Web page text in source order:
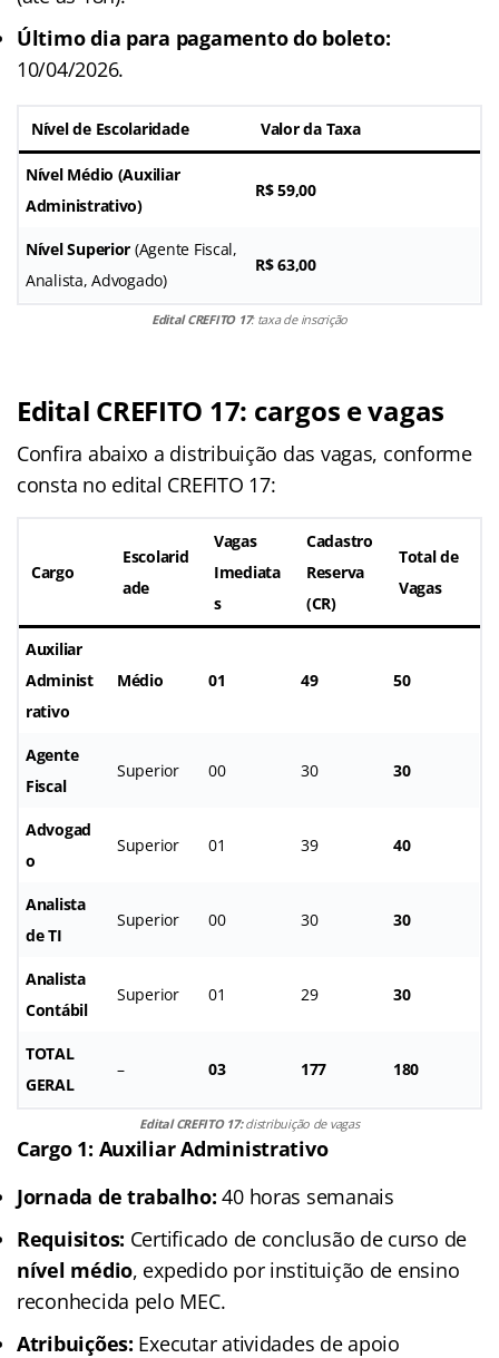
Último dia para pagamento do boleto:
10/04/2026.
Nível de Escolaridade Valor da Taxa
Nível Médio (Auxiliar
Administrativo)
R$ 59,00
Nível Superior (Agente Fiscal,
Analista, Advogado)
R$ 63,00
Edital CREFITO 17: taxa de inscrição
Edital CREFITO 17: cargos e vagas
Confira abaixo a distribuição das vagas, conforme
consta no edital CREFITO 17:
Cargo
Escolarid
ade
Vagas
Imediata
s
Cadastro
Reserva
(CR)
Total de
Vagas
Auxiliar
Administ
rativo
Médio 01 49 50
Agente
Fiscal
Superior 00 30 30
Advogad
o
Superior 01 39 40
Analista
de TI
Superior 00 30 30
Analista
Contábil
Superior 01 29 30
TOTAL
GERAL
– 03 177 180
Edital CREFITO 17:distribuição de vagas
Cargo 1: Auxiliar Administrativo
Jornada de trabalho: 40 horas semanais
Requisitos: Certificado de conclusão de curso de
nível médio, expedido por instituição de ensino
reconhecida pelo MEC.
Atribuições: Executar atividades de apoio